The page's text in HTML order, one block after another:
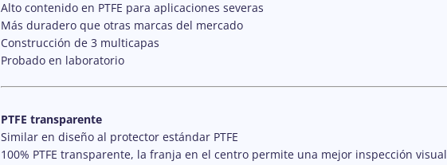
Alto contenido en PTFE para aplicaciones severas
Más duradero que otras marcas del mercado
Construcción de 3 multicapas
Probado en laboratorio
PTFE transparente
Similar en diseño al protector estándar PTFE
100% PTFE transparente, la franja en el centro permite una mejor inspección visual